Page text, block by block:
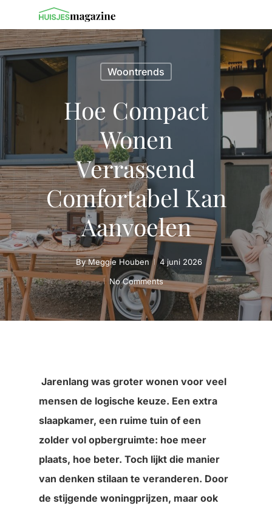
Woontrends
Hoe Compact
Wonen
Verrassend
Comfortabel Kan
Aanvoelen
ByMeggie Houben
4 juni 2026
No Comments
Jarenlang was groter wonen voor veel
mensen de logische keuze. Een extra
slaapkamer, een ruime tuin of een
zolder vol opbergruimte: hoe meer
plaats, hoe beter. Toch lijkt die manier
van denken stilaan te veranderen. Door
de stijgende woningprijzen, maar ook